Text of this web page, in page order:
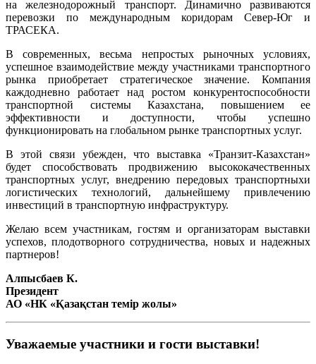
на железнодорожный транспорт. Динамично развиваются
перевозки по международным коридорам Север-Юг и
ТРАСЕКА.
В современных, весьма непростых рыночных условиях,
успешное взаимодействие между участниками транспортного
рынка приобретает стратегическое значение. Компания
каждодневно работает над ростом конкурентоспособности
транспортной системы Казахстана, повышением ее
эффективности и доступности, чтобы успешно
функционировать на глобальном рынке транспортных услуг.
В этой связи убежден, что выставка «Транзит-Казахстан»
будет способствовать продвижению высококачественных
транспортных услуг, внедрению передовых транспортныхи
логистических технологий, дальнейшему привлечению
инвестиций в транспортную инфраструктуру.
Желаю всем участникам, гостям и организаторам выставки
успехов, плодотворного сотрудничества, новых и надежных
партнеров!
Алпысбаев К.
Президент
АО «НК «Қазақстан темір жолы»
Уважаемые участники и гости выставки!